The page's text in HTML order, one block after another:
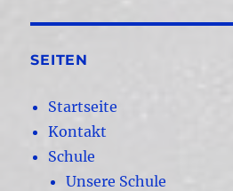
SEITEN
Startseite
Kontakt
Schule
Unsere Schule